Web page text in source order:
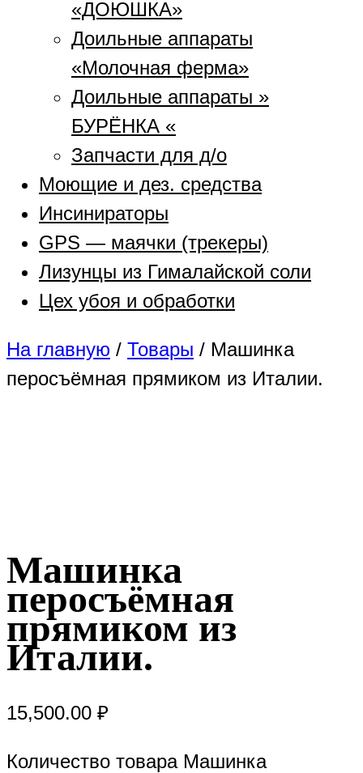
«ДОЮШКА»
Доильные аппараты
«Молочная ферма»
Доильные аппараты »
БУРЁНКА «
Запчасти для д/о
Моющие и дез. средства
Инсинираторы
GPS — маячки (трекеры)
Лизунцы из Гималайской соли
Цех убоя и обработки
На главную / Товары / Машинка
перосъёмная прямиком из Италии.
Машинка
перосъёмная
прямиком из
Италии.
15,500.00 ₽
Количество товара Машинка